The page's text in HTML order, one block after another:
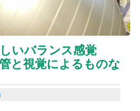
食べ物 ＹＡＧレーザー
いバランス感覚
と視覚によるものな